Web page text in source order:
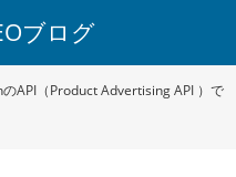
ブログ
API（Product Advertising API ）で